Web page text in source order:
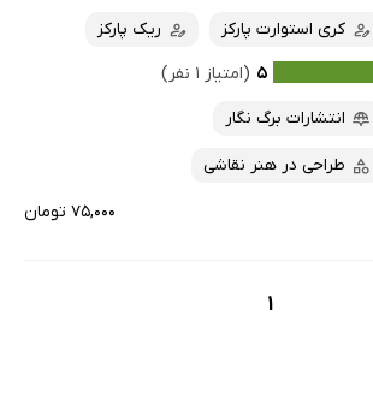
داغ‌ترین‌ها
پرفروش‌ها
پربحث‌ها
ارزان ترین‌ها
کری استوارت پارکز
ریک پارکز
۵ (امتیاز ۱ نفر)
انتشارات برگ نگار
طراحی در هنر نقاشی
۷۵,۰۰۰ تومان
1